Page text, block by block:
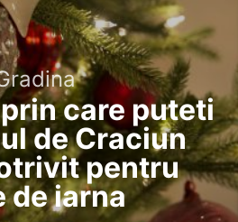
care puteti
de Craciun
pentru
de iarna